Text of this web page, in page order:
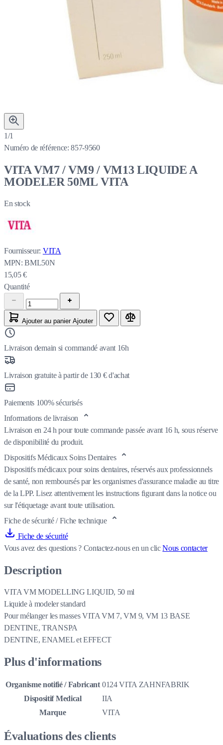
1/1
Numéro de référence: 857-9560
VITA VM7 / VM9 / VM13 LIQUIDE A
MODELER 50ML VITA
En stock
Fournisseur: VITA
MPN: BML50N
15,05 €
Quantité
Ajouter au panier Ajouter
Livraison demain si commandé avant 16h
Livraison gratuite à partir de 130 € d'achat
Paiements 100% sécurisés
Informations de livraison
Livraison en 24 h pour toute commande passée avant 16 h, sous réserve
de disponibilité du produit.
Dispositifs Médicaux Soins Dentaires
Dispositifs médicaux pour soins dentaires, réservés aux professionnels
de santé, non remboursés par les organismes d'assurance maladie au titre
de la LPP. Lisez attentivement les instructions figurant dans la notice ou
sur l'étiquetage avant toute utilisation.
Fiche de sécurité / Fiche technique
Fiche de sécurité
Vous avez des questions ? Contactez-nous en un clicNous contacter
Description
VITA VM MODELLING LIQUID, 50 ml
Liquide à modeler standard
Pour mélanger les masses VITA VM 7, VM 9, VM 13 BASE
DENTINE, TRANSPA
DENTINE, ENAMEL et EFFECT
Plus d'informations
Organisme notifié / Fabricant 0124 VITA ZAHNFABRIK
Dispositif Medical
IIA
Marque
VITA
Évaluations des clients